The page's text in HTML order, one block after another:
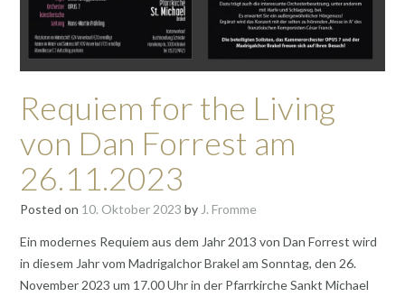
Requiem for the Living
von Dan Forrest am
26.11.2023
Posted on 10. Oktober 2023 by J. Fromme
Ein modernes Requiem aus dem Jahr 2013 von Dan Forrest wird
in diesem Jahr vom Madrigalchor Brakel am Sonntag, den 26.
November 2023 um 17.00 Uhr in der Pfarrkirche Sankt Michael